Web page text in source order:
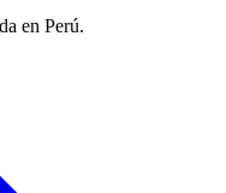
en Perú.